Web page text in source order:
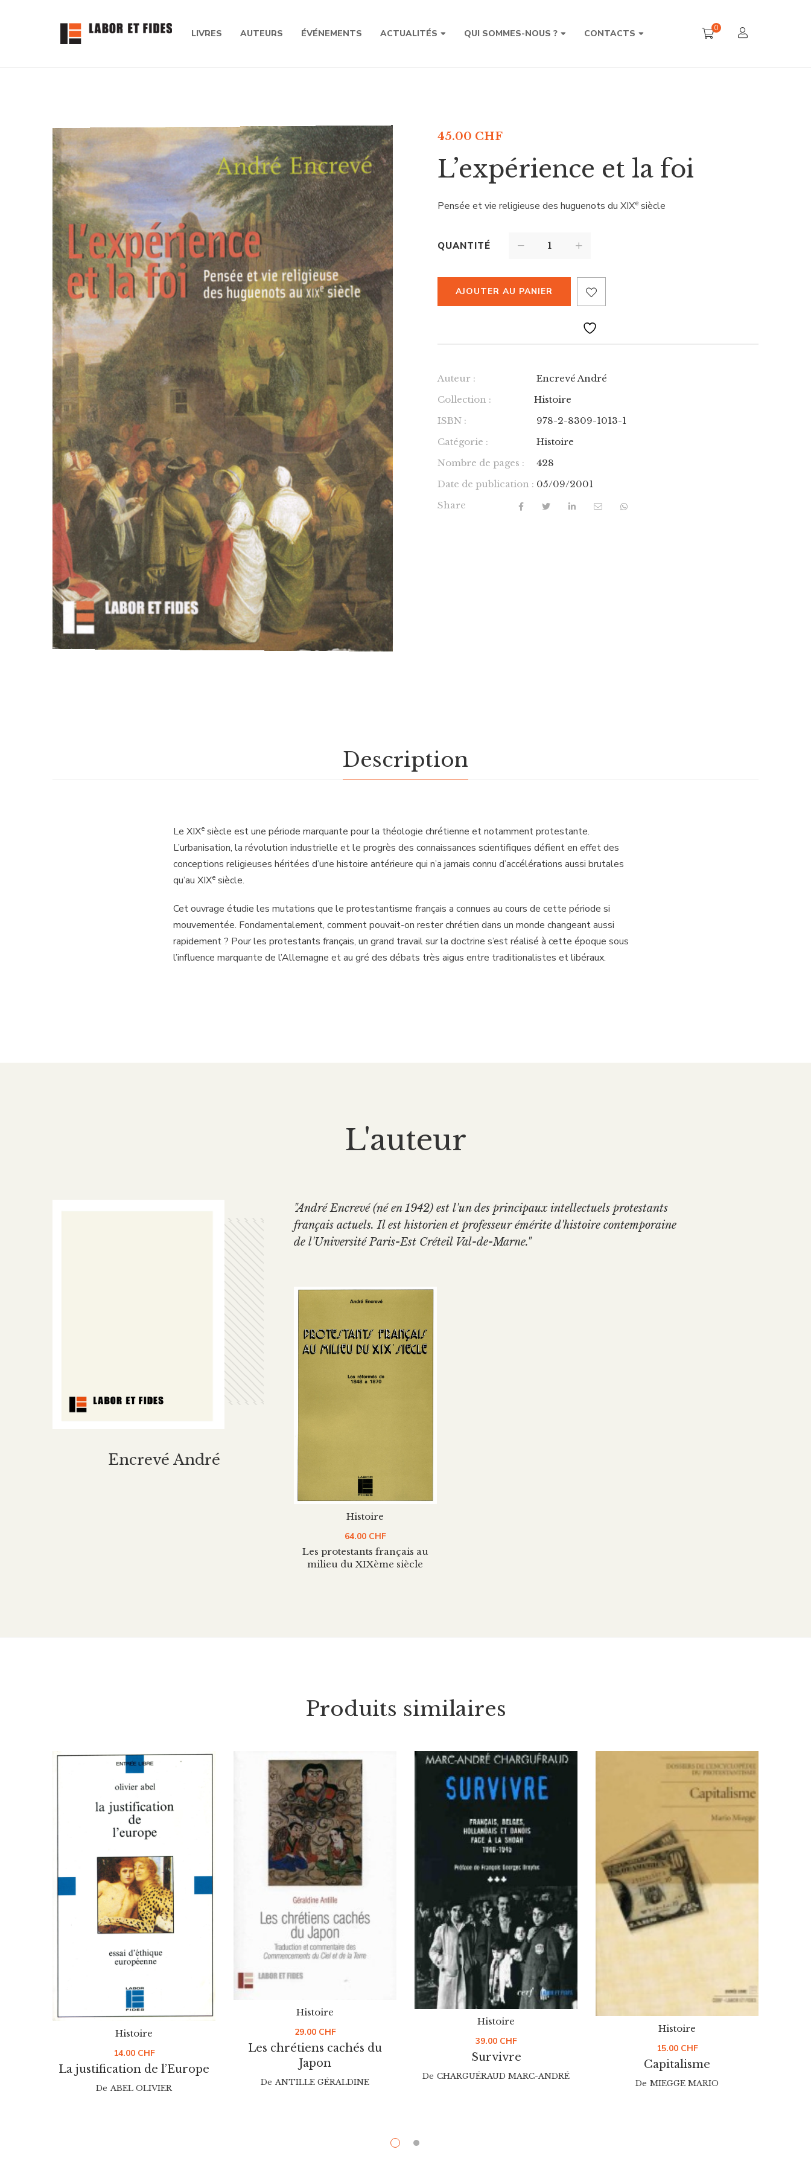
LIVRES AUTEURS ÉVÉNEMENTS ACTUALITÉS QUI SOMMES-NOUS ? CONTACTS 0
45.00 CHF
L’expérience et la foi
Pensée et vie religieuse des huguenots du XIXe siècle
QUANTITÉ
AJOUTER AU PANIER
Auteur :
Encrevé André
Collection :
Histoire
ISBN :
978-2-8309-1013-1
Catégorie :
Histoire
Nombre de pages :
428
Date de publication : 05/09/2001
Share
Description
Le XIXe siècle est une période marquante pour la théologie chrétienne et notamment protestante.
L’urbanisation, la révolution industrielle et le progrès des connaissances scientifiques défient en effet des
conceptions religieuses héritées d’une histoire antérieure qui n’a jamais connu d’accélérations aussi brutales
qu’au XIXe siècle.
Cet ouvrage étudie les mutations que le protestantisme français a connues au cours de cette période si
mouvementée. Fondamentalement, comment pouvait-on rester chrétien dans un monde changeant aussi
rapidement ? Pour les protestants français, un grand travail sur la doctrine s’est réalisé à cette époque sous
l’influence marquante de l’Allemagne et au gré des débats très aigus entre traditionalistes et libéraux.
L'auteur
Encrevé André
"André Encrevé (né en 1942) est l'un des principaux intellectuels protestants
français actuels. Il est historien et professeur émérite d'histoire contemporaine
de l'Université Paris-Est Créteil Val-de-Marne."
Les protestants français au
milieu du XIXème siècle
Histoire
64.00 CHF
Produits similaires
La justification de l’Europe
Histoire
14.00 CHF
De ABEL OLIVIER
Les chrétiens cachés du
Japon
Histoire
29.00 CHF
De ANTILLE GÉRALDINE
Survivre
Histoire
39.00 CHF
De CHARGUÉRAUD MARC-ANDRÉ
Capitalisme
Histoire
15.00 CHF
De MIEGGE MARIO